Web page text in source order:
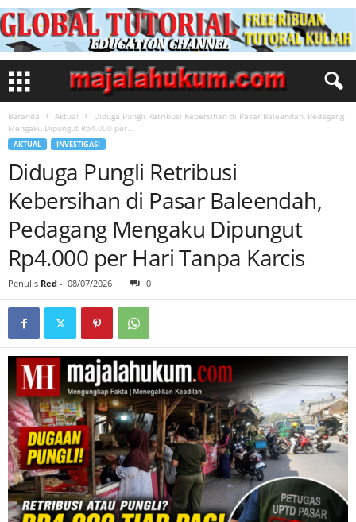
Beranda Aktual
Diduga Pungli Retribusi Kebersihan di Pasar Baleendah, Pedagang
Mengaku Dipungut Rp4.000 per...
AKTUAL INVESTIGASI
Diduga Pungli Retribusi
Kebersihan di Pasar Baleendah,
Pedagang Mengaku Dipungut
Rp4.000 per Hari Tanpa Karcis
Penulis Red - 08/07/2026 0